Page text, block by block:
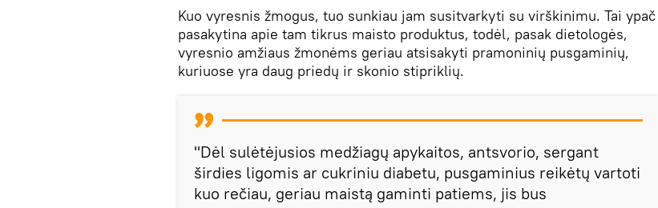
Kuo vyresnis žmogus, tuo sunkiau jam susitvarkyti su virškinimu. Tai ypač
pasakytina apie tam tikrus maisto produktus, todėl, pasak dietologės,
vyresnio amžiaus žmonėms geriau atsisakyti pramoninių pusgaminių,
kuriuose yra daug priedų ir skonio stipriklių.
"Dėl sulėtėjusios medžiagų apykaitos, antsvorio, sergant
širdies ligomis ar cukriniu diabetu, pusgaminius reikėtų vartoti
kuo rečiau, geriau maistą gaminti patiems, jis bus